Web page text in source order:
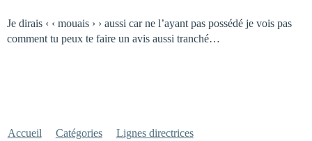
Je dirais ‹ ‹ mouais › › aussi car ne l’ayant pas possédé je vois pas
comment tu peux te faire un avis aussi tranché…
Accueil Catégories Lignes directrices